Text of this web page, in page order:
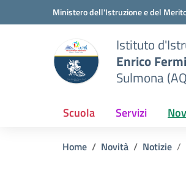
Vai ai contenuti
Vai al menu di navigazioneMinistero dell'Istruzione e del
Istituto
Enrico Fermi
Sulmona
Scuola Servizi
Home Novità Notizie